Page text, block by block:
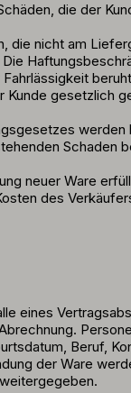
die der
die nicht am
Kunde gesetzlich
Schaden
neuer Ware
des
eines
Beruf,
der Ware